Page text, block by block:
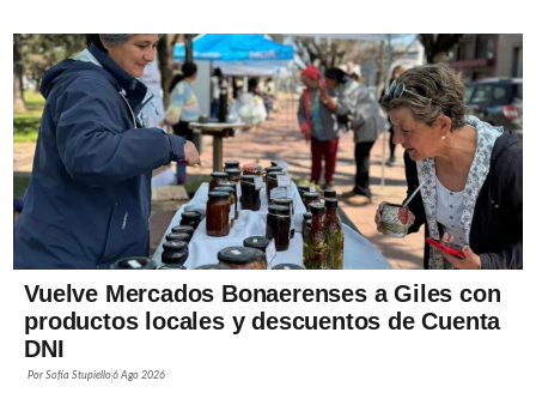
Vuelve Mercados Bonaerenses a Giles con
productos locales y descuentos de Cuenta
DNI
PorSofía Stupiello6 Ago 2026